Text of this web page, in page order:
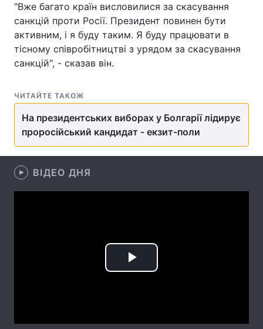
Головна Війна
Україна
Спорт Наука
Техно і зв'язок
Зброя
Здоров'я Туризм
Регіони
"Вже багато країн висловилися за скасування
санкцій проти Росії. Президент повинен бути
активним, і я буду таким. Я буду працювати в
тісному співробітництві з урядом за скасування
санкцій", - сказав він.
ЧИТАЙТЕ ТАКОЖ
На президентських виборах у Болгарії лідирує
проросійський кандидат - екзит-поли
ВІДЕО ДНЯ
Play